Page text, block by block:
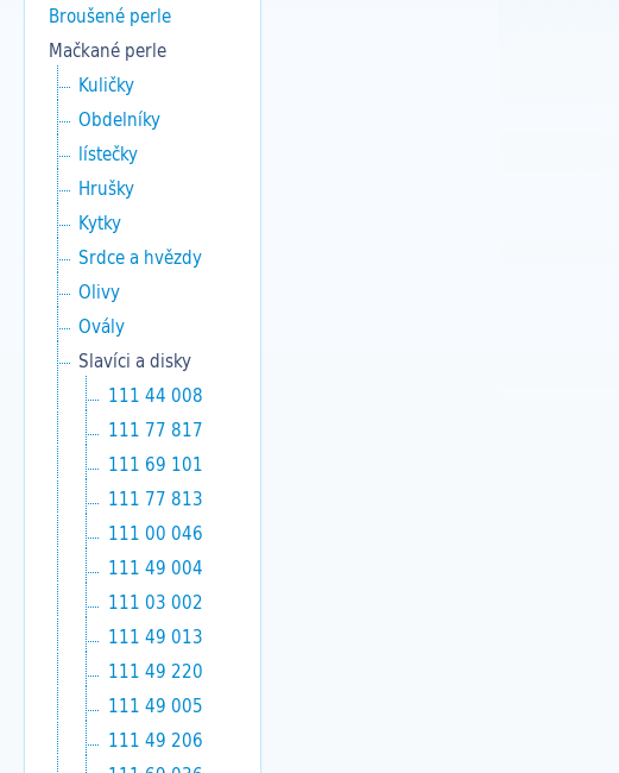
Broušené perle
Mačkané perle
Kuličky
Obdelníky
lístečky
Hrušky
Kytky
Srdce a hvězdy
Olivy
Ovály
Slavíci a disky
111 44 008
111 77 817
111 69 101
111 77 813
111 00 046
111 49 004
111 03 002
111 49 013
111 49 220
111 49 005
111 49 206